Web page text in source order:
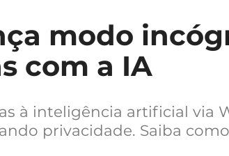
modo
com a IA
à inteligência artificial via
privacidade. Saiba